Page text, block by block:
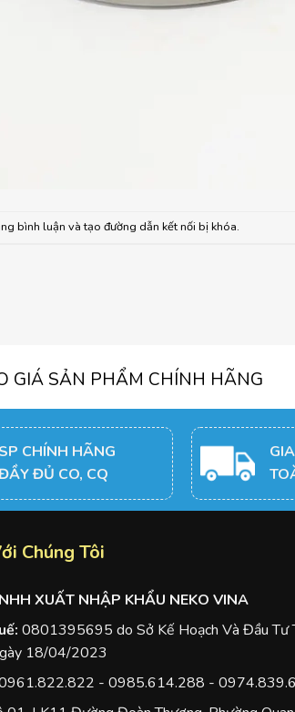
bình luận và tạo đường dẫn kết nối bị khóa.
GIÁ SẢN PHẨM CHÍNH HÃNG
SP CHÍNH HÃNG
ĐỦ CO, CQ
Chúng Tôi
XUẤT NHẬP KHẨU NEKO VINA
0801395695 do Sở Kế Hoạch Và Đầu Tư
18/04/2023
- 0985.614.288 -